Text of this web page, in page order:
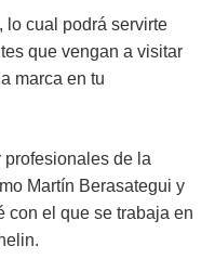
, lo cual podrá servirte
que vengan a visitar
marca en tu
profesionales de la
Martín Berasategui y
con el que se trabaja en